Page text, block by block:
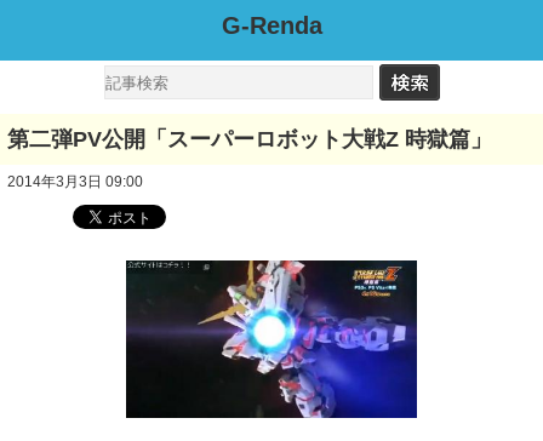
G-Renda
第二弾PV公開「スーパーロボット大戦Z 時獄篇」
2014年3月3日 09:00